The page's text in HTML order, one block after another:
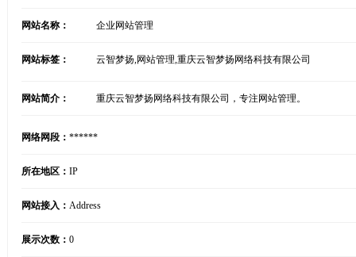
网站名称： 企业网站管理
网站标签： 云智梦扬,网站管理,重庆云智梦扬网络科技有限公司
网站简介： 重庆云智梦扬网络科技有限公司，专注网站管理。
网络网段： ******
所在地区： IP
网站接入： Address
展示次数： 0